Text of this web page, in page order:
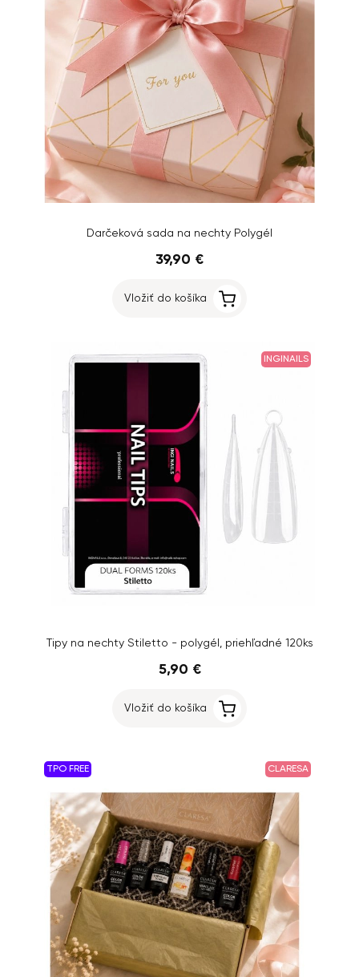
Darčeková sada na nechty Polygél
39,90 €
Vložiť do košíka
INGINAILS
Tipy na nechty Stiletto - polygél, priehľadné 120ks
5,90 €
Vložiť do košíka
TPO FREE CLARESA